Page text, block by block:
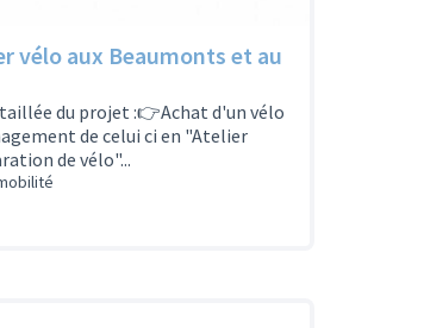
vélo aux Beaumonts et au
du projet :👉Achat d'un vélo
de celui ci en "Atelier
de vélo"...